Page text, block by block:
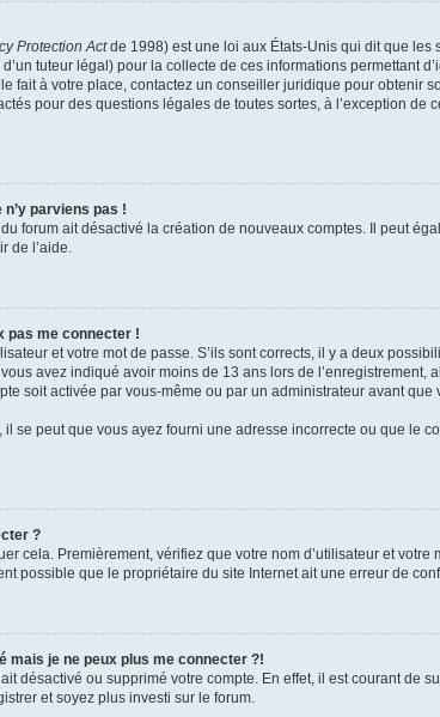
Protection Actde 1998) est une loi aux États-Unis qui dit que les
tuteur légal) pour la collecte de ces informations permettant
fait à votre place, contactez un conseiller juridique pour
pour des questions légales de toutes sortes, à l’exception
parviens pas !
forum ait désactivé la création de nouveaux comptes. Il peut
de l’aide.
pas me connecter !
et votre mot de passe. S’ils sont corrects, il y a deux
avez indiqué avoir moins de 13 ans lors de
soit activée par vous-même ou par un administrateur avant
il se peut que vous ayez fourni une adresse incorrecte ou que le
?
cela. Premièrement, vérifiez que votre nom d’utilisateur et
possible que le propriétaire du site Internet ait une erreur de
mais je ne peux plus me connecter ?!
désactivé ou supprimé votre compte. En effet, il est courant
et soyez plus investi sur le forum.